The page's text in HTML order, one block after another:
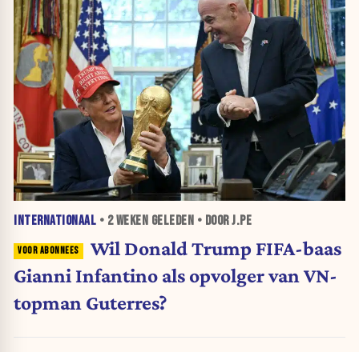
INTERNATIONAAL • 2 WEKEN GELEDEN • DOOR J.PE
Wil Donald Trump FIFA-baas
Gianni Infantino als opvolger van VN-
topman Guterres?